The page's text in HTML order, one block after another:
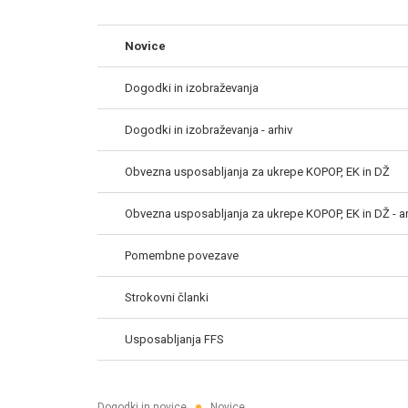
Novice
Dogodki in izobraževanja
Dogodki in izobraževanja - arhiv
Obvezna usposabljanja za ukrepe KOPOP, EK in DŽ
Obvezna usposabljanja za ukrepe KOPOP, EK in DŽ -
Pomembne povezave
Strokovni članki
Usposabljanja FFS